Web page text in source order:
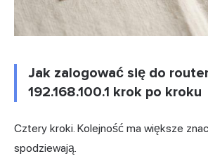
Jak zalogować się do
192.168.100.1 krok po kroku
Cztery kroki. Kolejność ma większe
spodziewają.